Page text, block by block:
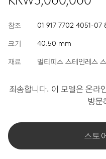
참조 01 917 7702 4051-07
크기 40.50 mm
재료 멀티피스 스테인레스
죄송합니다. 이 모델은 온라
방문
스토